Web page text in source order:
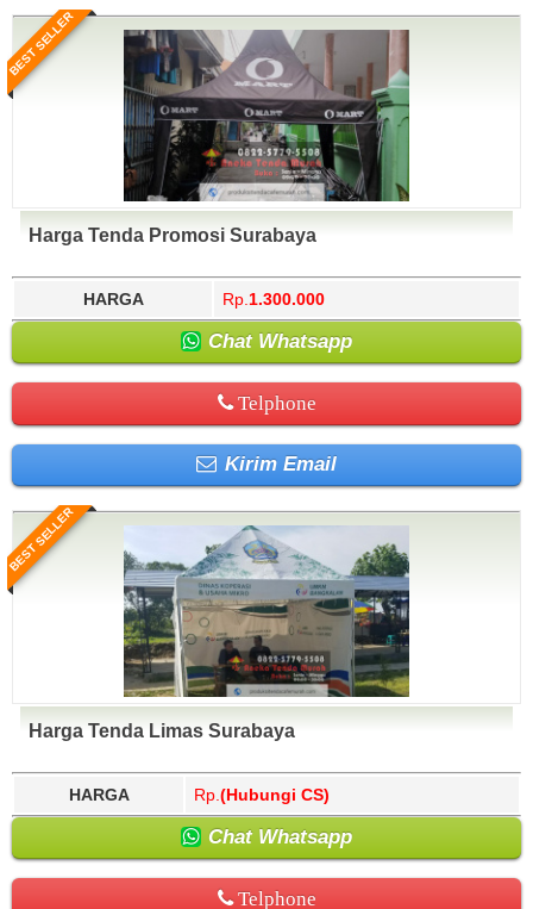
BEST SELLER
Harga Tenda Promosi Surabaya
HARGA Rp. 1.300.000
Chat Whatsapp
Telphone
Kirim Email
BEST SELLER
Harga Tenda Limas Surabaya
HARGA Rp. (Hubungi CS)
Chat Whatsapp
Telphone